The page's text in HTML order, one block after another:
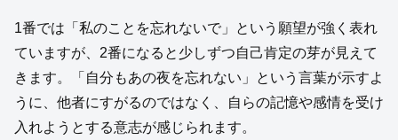
1番では「私のことを忘れないで」という願望が強く表れ
ていますが、2番になると少しずつ自己肯定の芽が見えて
きます。「自分もあの夜を忘れない」という言葉が示すよ
うに、他者にすがるのではなく、自らの記憶や感情を受け
入れようとする意志が感じられます。